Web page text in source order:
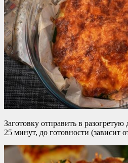
Заготовку отправить в разогретую
25 минут, до готовности (зависит